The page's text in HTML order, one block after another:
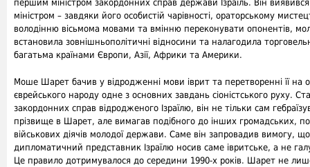
першим міністром закордонних справ держави Ізраїль. Він
міністром – завдяки його особистій чарівності, ораторському
володінню вісьмома мовами та вмінню переконувати опонентів,
встановила зовнішньополітичні відносини та налагодила
багатьма країнами Європи, Азії, Африки та Америки.
Моше Шарет бачив у відродженні мови іврит та перетворенні її на
єврейського народу одне з основних завдань сіоністського руху.
закордонних справ відродженого Ізраїлю, він не тільки сам
прізвище в Шарет, але вимагав подібного до інших громадських,
військових діячів молодої держави. Саме він запровадив вимогу,
дипломатичний представник Ізраїлю носив саме івритське, а не
Це правило дотримувалося до середини 1990-х років. Шарет не